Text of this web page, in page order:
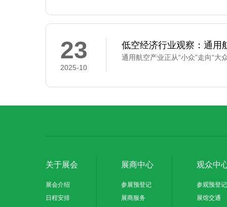
23
2025-10
低空经济行业观察：通用
关于展会
展会介绍
日程安排
展商中心
参展预登记
展商服务
观众中
参观预登记
展馆交通